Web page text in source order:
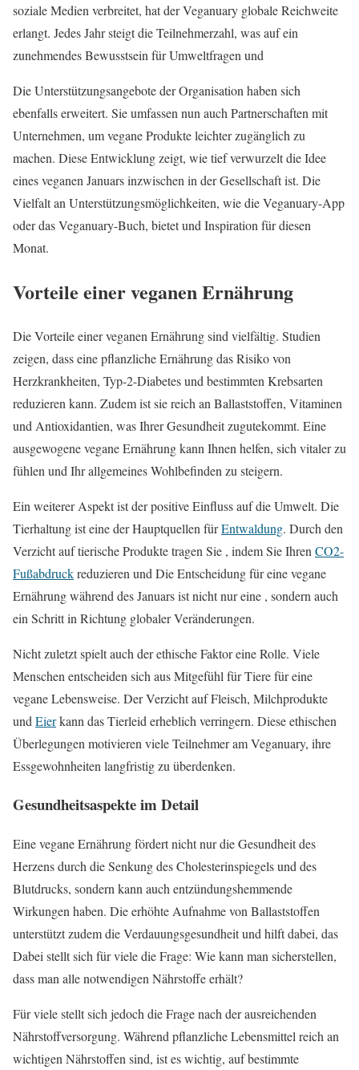
soziale Medien verbreitet, hat der Veganuary globale Reichweite
erlangt. Jedes Jahr steigt die Teilnehmerzahl, was auf ein
zunehmendes Bewusstsein für Umweltfragen und
Die Unterstützungsangebote der Organisation haben sich
ebenfalls erweitert. Sie umfassen nun auch Partnerschaften mit
Unternehmen, um vegane Produkte leichter zugänglich zu
machen. Diese Entwicklung zeigt, wie tief verwurzelt die Idee
eines veganen Januars inzwischen in der Gesellschaft ist. Die
Vielfalt an Unterstützungsmöglichkeiten, wie die Veganuary-App
oder das Veganuary-Buch, bietet und Inspiration für diesen
Monat.
Vorteile einer veganen Ernährung
Die Vorteile einer veganen Ernährung sind vielfältig. Studien
zeigen, dass eine pflanzliche Ernährung das Risiko von
Herzkrankheiten, Typ-2-Diabetes und bestimmten Krebsarten
reduzieren kann. Zudem ist sie reich an Ballaststoffen, Vitaminen
und Antioxidantien, was Ihrer Gesundheit zugutekommt. Eine
ausgewogene vegane Ernährung kann Ihnen helfen, sich vitaler zu
fühlen und Ihr allgemeines Wohlbefinden zu steigern.
Ein weiterer Aspekt ist der positive Einfluss auf die Umwelt. Die
Tierhaltung ist eine der Hauptquellen fürEntwaldung. Durch den
Verzicht auf tierische Produkte tragen Sie , indem Sie Ihren CO2-
Fußabdruckreduzieren und Die Entscheidung für eine vegane
Ernährung während des Januars ist nicht nur eine , sondern auch
ein Schritt in Richtung globaler Veränderungen.
Nicht zuletzt spielt auch der ethische Faktor eine Rolle. Viele
Menschen entscheiden sich aus Mitgefühl für Tiere für eine
vegane Lebensweise. Der Verzicht auf Fleisch, Milchprodukte
und Eierkann das Tierleid erheblich verringern. Diese ethischen
Überlegungen motivieren viele Teilnehmer am Veganuary, ihre
Essgewohnheiten langfristig zu überdenken.
Gesundheitsaspekte im Detail
Eine vegane Ernährung fördert nicht nur die Gesundheit des
Herzens durch die Senkung des Cholesterinspiegels und des
Blutdrucks, sondern kann auch entzündungshemmende
Wirkungen haben. Die erhöhte Aufnahme von Ballaststoffen
unterstützt zudem die Verdauungsgesundheit und hilft dabei, das
Dabei stellt sich für viele die Frage: Wie kann man sicherstellen,
dass man alle notwendigen Nährstoffe erhält?
Für viele stellt sich jedoch die Frage nach der ausreichenden
Nährstoffversorgung. Während pflanzliche Lebensmittel reich an
wichtigen Nährstoffen sind, ist es wichtig, auf bestimmte